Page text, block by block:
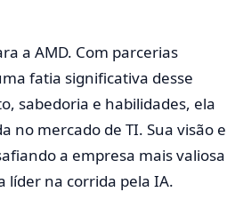
a AMD. Com parcerias
fatia significativa desse
sabedoria e habilidades, ela
no mercado de TI. Sua visão e
a empresa mais valiosa
líder na corrida pela IA.